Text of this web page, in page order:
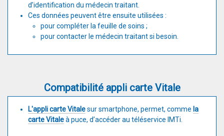
d’identification du médecin traitant.
Ces données peuvent être ensuite utilisées :
pour compléter la feuille de soins ;
pour contacter le médecin traitant si besoin.
Compatibilité appli carte Vitale
L'appli carte Vitalesur smartphone, permet, comme la
carte Vitaleà puce, d’accéder au téléservice IMTi.